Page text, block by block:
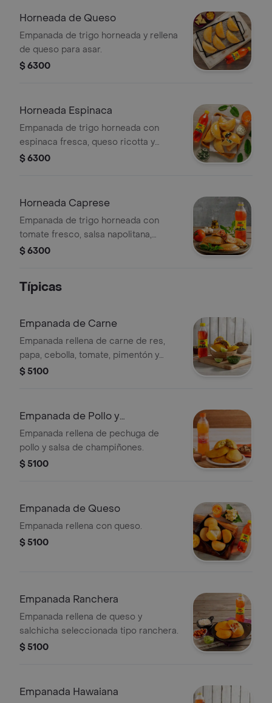
Horneada de Queso
Empanada de trigo horneada y rellena
de queso para asar.
$ 6300
Horneada Espinaca
Empanada de trigo horneada con
espinaca fresca, queso ricotta y
queso campesino.
$ 6300
Horneada Caprese
Empanada de trigo horneada con
tomate fresco, salsa napolitana,
queso campesino y queso doble
$ 6300
Típicas
Empanada de Carne
Empanada rellena de carne de res,
papa, cebolla, tomate, pimentón y
perejil.
$ 5100
Empanada de Pollo y
Champiñones
Empanada rellena de pechuga de
pollo y salsa de champiñones.
$ 5100
Empanada de Queso
Empanada rellena con queso.
$ 5100
Empanada Ranchera
Empanada rellena de queso y
salchicha seleccionada tipo ranchera.
$ 5100
Empanada Hawaiana